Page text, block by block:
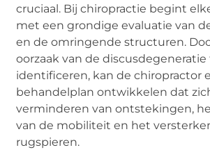
cruciaal. Bij chiropractie begint
met een grondige evaluatie van
en de omringende structuren.
oorzaak van de discusdegeneratie
identificeren, kan de chiropractor
behandelplan ontwikkelen dat
verminderen van ontstekingen,
van de mobiliteit en het
rugspieren.